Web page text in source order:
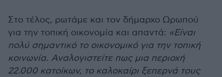
Στο τέλος, ρωτάμε και τον δήμαρχο Ωρωπού
για την τοπική οικονομία και απαντά: «Είναι
πολύ σημαντικό το οικονομικό για την τοπική
κοινωνία. Αναλογιστείτε πως μια περιοχή
22.000 κατοίκων, το καλοκαίρι ξεπερνά τους